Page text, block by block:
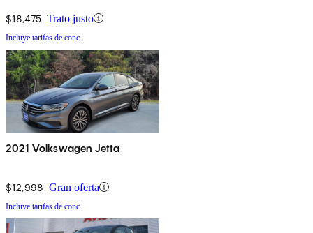
$18,475 Trato justo
Incluye tarifas de conc.
2021 Volkswagen Jetta
$12,998 Gran oferta
Incluye tarifas de conc.